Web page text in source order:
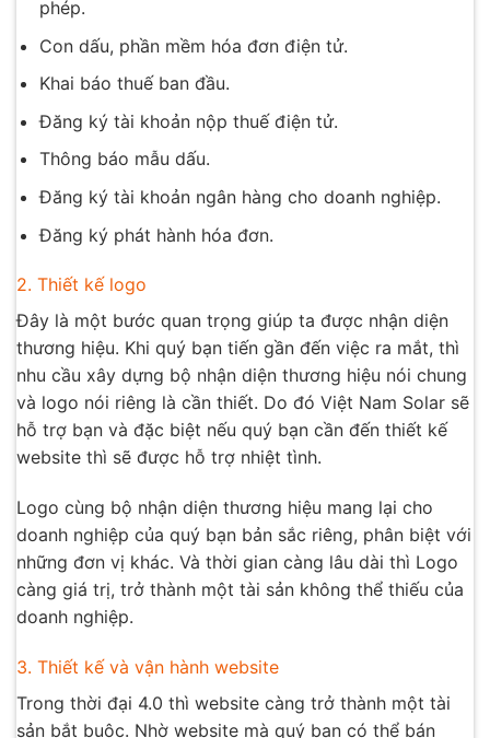
phép.
Con dấu, phần mềm hóa đơn điện tử.
Khai báo thuế ban đầu.
Đăng ký tài khoản nộp thuế điện tử.
Thông báo mẫu dấu.
Đăng ký tài khoản ngân hàng cho doanh nghiệp.
Đăng ký phát hành hóa đơn.
2. Thiết kế logo
Đây là một bước quan trọng giúp ta được nhận diện
thương hiệu. Khi quý bạn tiến gần đến việc ra mắt, thì
nhu cầu xây dựng bộ nhận diện thương hiệu nói chung
và logo nói riêng là cần thiết. Do đó Việt Nam Solar sẽ
hỗ trợ bạn và đặc biệt nếu quý bạn cần đến thiết kế
website thì sẽ được hỗ trợ nhiệt tình.
Logo cùng bộ nhận diện thương hiệu mang lại cho
doanh nghiệp của quý bạn bản sắc riêng, phân biệt với
những đơn vị khác. Và thời gian càng lâu dài thì Logo
càng giá trị, trở thành một tài sản không thể thiếu của
doanh nghiệp.
3. Thiết kế và vận hành website
Trong thời đại 4.0 thì website càng trở thành một tài
sản bắt buộc. Nhờ website mà quý bạn có thể bán